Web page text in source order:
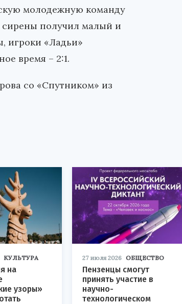
молодежную команду
сирены получил малый и
игроки «Ладьи»
время – 2:1.
со «Спутником» из
КУЛЬТУРА
на
узоры»
27 июля 2026 ОБЩЕСТВО
Пензенцы смогут
принять участие в
научно-
технологическом